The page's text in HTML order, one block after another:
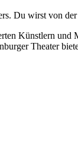
Du wirst von
Künstlern
Theater